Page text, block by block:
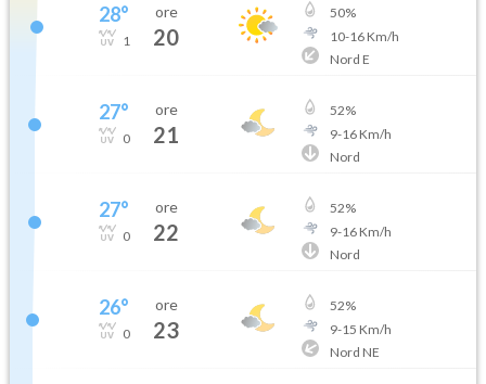
28°
1
ore
20
50%
10-16Km/h
Nord E
27°
0
ore
21
52%
9-16Km/h
Nord
27°
0
ore
22
52%
9-16Km/h
Nord
26°
0
ore
23
52%
9-15 Km/h
Nord NE